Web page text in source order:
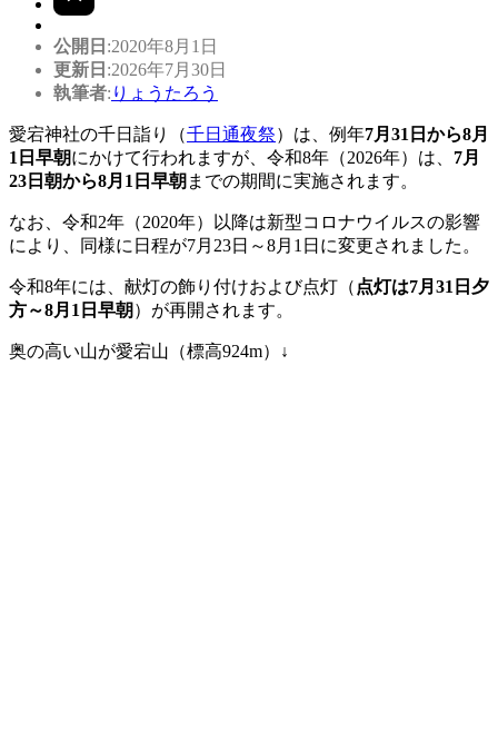
公開日 :2020年8月1日
更新日 :2026年7月30日
執筆者: りょうたろう
愛宕神社の千日詣り（千日通夜祭）は、例年7月31日から8月
1日早朝にかけて行われますが、令和8年（2026年）は、 7月
23日朝から8月1日早朝 までの期間に実施されます。
なお、令和2年（2020年）以降は新型コロナウイルスの影響
により、同様に日程が7月23日～8月1日に変更されました。
令和8年には、献灯の飾り付けおよび点灯（ 点灯は7月31日夕
方～8月1日早朝 ）が再開されます。
奥の高い山が愛宕山（標高924m）↓